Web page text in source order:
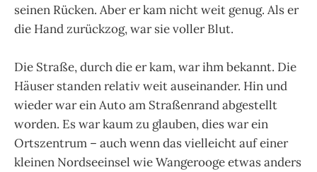
seinen Rücken. Aber er kam nicht weit genug. Als er
die Hand zurückzog, war sie voller Blut.
Die Straße, durch die er kam, war ihm bekannt. Die
Häuser standen relativ weit auseinander. Hin und
wieder war ein Auto am Straßenrand abgestellt
worden. Es war kaum zu glauben, dies war ein
Ortszentrum – auch wenn das vielleicht auf einer
kleinen Nordseeinsel wie Wangerooge etwas anders